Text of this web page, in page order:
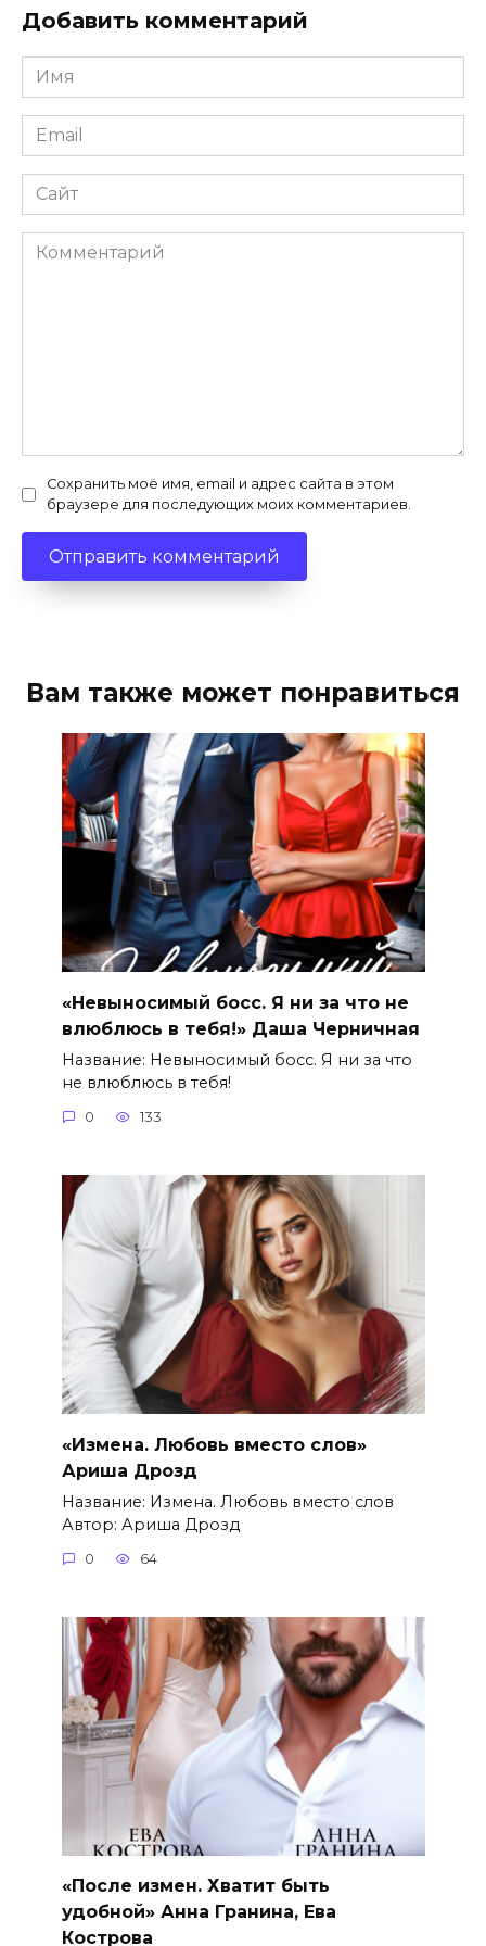
Добавить комментарий
Имя
*
Email
*
Сайт
Комментарий
Сохранить моё имя, email и адрес сайта в этом
браузере для последующих моих комментариев.
Вам также может понравиться
«Невыносимый босс. Я ни за что не
влюблюсь в тебя!» Даша Черничная
Название: Невыносимый босс. Я ни за что
не влюблюсь в тебя!
0 133
«Измена. Любовь вместо слов»
Ариша Дрозд
Название: Измена. Любовь вместо слов
Автор: Ариша Дрозд
0 64
«После измен. Хватит быть
удобной» Анна Гранина, Ева
Кострова